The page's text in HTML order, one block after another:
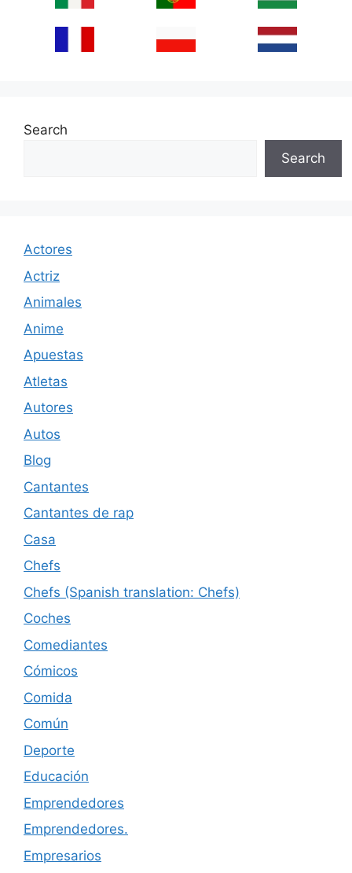
Search
Search
Actores
Actriz
Animales
Anime
Apuestas
Atletas
Autores
Autos
Blog
Cantantes
Cantantes de rap
Casa
Chefs
Chefs (Spanish translation: Chefs)
Coches
Comediantes
Cómicos
Comida
Común
Deporte
Educación
Emprendedores
Emprendedores.
Empresarios